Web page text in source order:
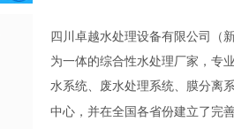
四川卓越水处理设备有限公司（
为一体的综合性水处理厂家，专
水系统、废水处理系统、膜分离
中心，并在全国各省份建立了完